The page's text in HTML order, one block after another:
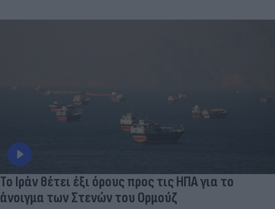
Το Ιράν θέτει έξι όρους προς τις ΗΠΑ για το
άνοιγμα των Στενών του Ορμούζ